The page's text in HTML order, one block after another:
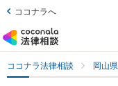
ココナラへ
ココナラ法律相談 岡山